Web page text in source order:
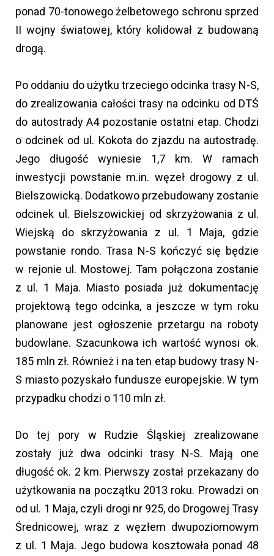
ponad 70-tonowego żelbetowego schronu sprzed
II wojny światowej, który kolidował z budowaną
drogą.
Po oddaniu do użytku trzeciego odcinka trasy N-S,
do zrealizowania całości trasy na odcinku od DTŚ
do autostrady A4 pozostanie ostatni etap. Chodzi
o odcinek od ul. Kokota do zjazdu na autostradę.
Jego długość wyniesie 1,7 km. W ramach
inwestycji powstanie m.in. węzeł drogowy z ul.
Bielszowicką. Dodatkowo przebudowany zostanie
odcinek ul. Bielszowickiej od skrzyżowania z ul.
Wiejską do skrzyżowania z ul. 1 Maja, gdzie
powstanie rondo. Trasa N-S kończyć się będzie
w rejonie ul. Mostowej. Tam połączona zostanie
z ul. 1 Maja. Miasto posiada już dokumentację
projektową tego odcinka, a jeszcze w tym roku
planowane jest ogłoszenie przetargu na roboty
budowlane. Szacunkowa ich wartość wynosi ok.
185 mln zł. Również i na ten etap budowy trasy N-
S miasto pozyskało fundusze europejskie. W tym
przypadku chodzi o 110 mln zł.
Do tej pory w Rudzie Śląskiej zrealizowane
zostały już dwa odcinki trasy N-S. Mają one
długość ok. 2 km. Pierwszy został przekazany do
użytkowania na początku 2013 roku. Prowadzi on
od ul. 1 Maja, czyli drogi nr 925, do Drogowej Trasy
Średnicowej, wraz z węzłem dwupoziomowym
z ul. 1 Maja. Jego budowa kosztowała ponad 48